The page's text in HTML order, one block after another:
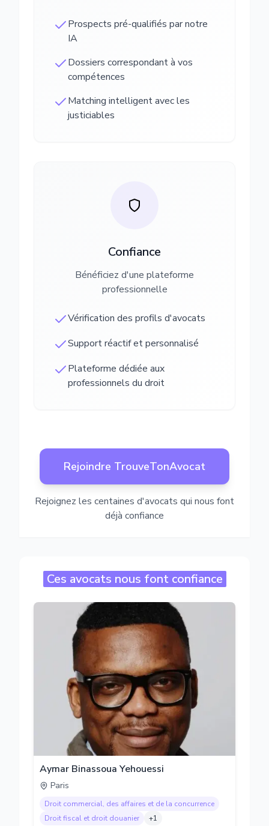
Prospects pré-qualifiés par notre
IA
Dossiers correspondant à vos
compétences
Matching intelligent avec les
justiciables
Confiance
Bénéficiez d'une plateforme
professionnelle
Vérification des profils d'avocats
Support réactif et personnalisé
Plateforme dédiée aux
professionnels du droit
Rejoindre TrouveTonAvocat
Rejoignez les centaines d'avocats qui nous font
déjà confiance
Ces avocats nous font confiance
Aymar Binassoua Yehouessi
Paris
Droit commercial, des affaires et de la concurrence
Droit fiscal et droit douanier
+1